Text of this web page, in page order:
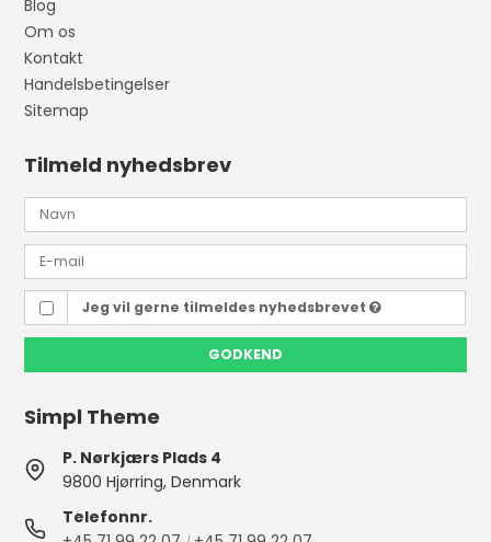
Blog
Om os
Kontakt
Handelsbetingelser
Sitemap
Tilmeld nyhedsbrev
Jeg vil gerne tilmeldes nyhedsbrevet
GODKEND
Simpl Theme
P. Nørkjærs Plads 4
9800 Hjørring, Denmark
Telefonnr.